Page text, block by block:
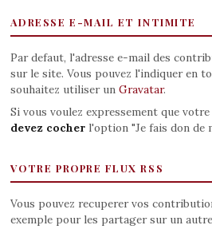
ADRESSE E-MAIL ET INTIMITE
Par defaut, l'adresse e-mail des
sur le site. Vous pouvez l'indiquer en
souhaitez utiliser un Gravatar.
Si vous voulez expressement que
devez cocherl'option "Je fais don de
VOTRE PROPRE FLUX RSS
Vous pouvez recuperer vos
exemple pour les partager sur un